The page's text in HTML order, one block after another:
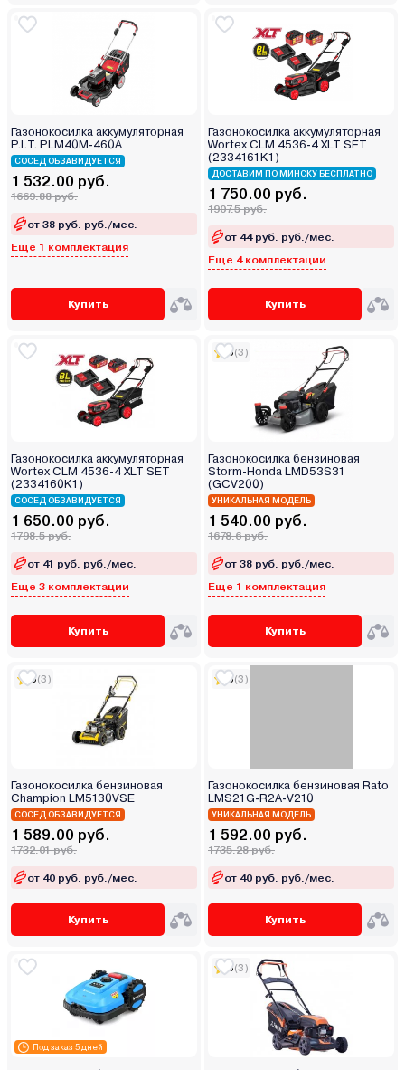
Газонокосилка аккумуляторная
P.I.T. PLM40M-460A
СОСЕД ОБЗАВИДУЕТСЯ
1 532.00 руб.
1669.88 руб.
от 38 руб. руб./мес.
Еще 1 комплектация
Купить
Газонокосилка аккумуляторная
Wortex CLM 4536-4 XLT SET
(2334161K1)
ДОСТАВИМ ПО МИНСКУ БЕСПЛАТНО
1 750.00 руб.
1907.5 руб.
от 44 руб. руб./мес.
Еще 4 комплектации
Купить
Газонокосилка аккумуляторная
Wortex CLM 4536-4 XLT SET
(2334160K1)
СОСЕД ОБЗАВИДУЕТСЯ
1 650.00 руб.
1798.5 руб.
от 41 руб. руб./мес.
Еще 3 комплектации
Купить
5(3)
Газонокосилка бензиновая
Storm-Honda LMD53S31
(GCV200)
УНИКАЛЬНАЯ МОДЕЛЬ
1 540.00 руб.
1678.6 руб.
от 38 руб. руб./мес.
Еще 1 комплектация
Купить
5(3)
Газонокосилка бензиновая
Champion LM5130VSE
СОСЕД ОБЗАВИДУЕТСЯ
1 589.00 руб.
1732.01 руб.
от 40 руб. руб./мес.
Купить
5(3)
Газонокосилка бензиновая Rato
LMS21G-R2A-V210
УНИКАЛЬНАЯ МОДЕЛЬ
1 592.00 руб.
1735.28 руб.
от 40 руб. руб./мес.
Купить
Под заказ 5 дней
5(3)